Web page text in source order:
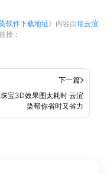
软件下载地址》内容由瑞云渲
接：
下一篇
宝3D效果图太耗时 云渲
染帮你省时又省力